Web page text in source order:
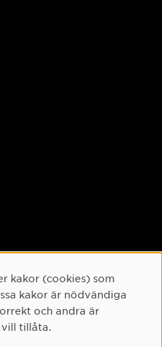
kakor (cookies) som
kakor är nödvändiga
och andra är
tillåta.